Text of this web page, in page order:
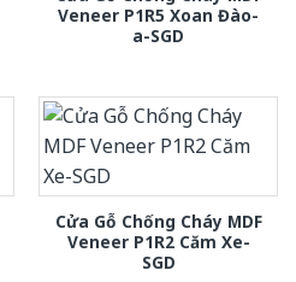
Veneer P1R5 Xoan Đào-
a-SGD
Cửa Gỗ Chống Cháy MDF
Veneer P1R2 Căm Xe-
SGD